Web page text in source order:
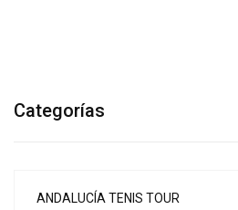
Categorías
ANDALUCÍA TENIS TOUR